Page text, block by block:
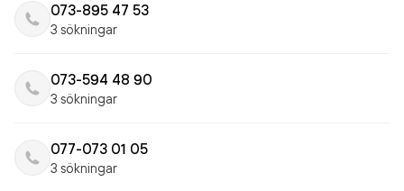
073-895 47 53
3 sökningar
073-594 48 90
3 sökningar
077-073 01 05
3 sökningar